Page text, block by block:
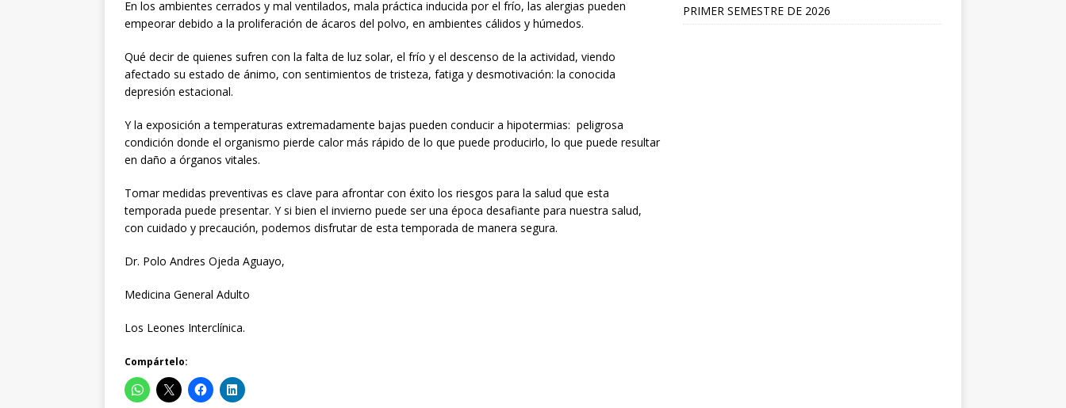
En los ambientes cerrados y mal ventilados, mala práctica inducida por el frío, las alergias pueden
empeorar debido a la proliferación de ácaros del polvo, en ambientes cálidos y húmedos.
Qué decir de quienes sufren con la falta de luz solar, el frío y el descenso de la actividad, viendo
afectado su estado de ánimo, con sentimientos de tristeza, fatiga y desmotivación: la conocida
depresión estacional.
Y la exposición a temperaturas extremadamente bajas pueden conducir a hipotermias: peligrosa
condición donde el organismo pierde calor más rápido de lo que puede producirlo, lo que puede resultar
en daño a órganos vitales.
Tomar medidas preventivas es clave para afrontar con éxito los riesgos para la salud que esta
temporada puede presentar. Y si bien el invierno puede ser una época desafiante para nuestra salud,
con cuidado y precaución, podemos disfrutar de esta temporada de manera segura.
Dr. Polo Andres Ojeda Aguayo,
Medicina General Adulto
Los Leones Interclínica.
Compártelo:
PRIMER SEMESTRE DE 2026